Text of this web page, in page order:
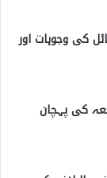
کی وجوہات اور
کی پہچان